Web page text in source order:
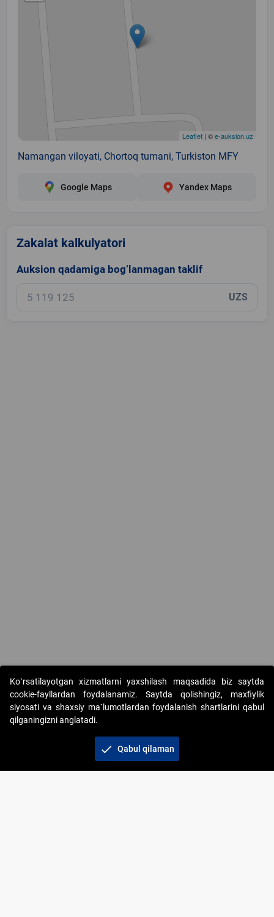
Leaflet | ©e-auksion.uz
Namangan viloyati, Chortoq tumani, Turkiston MFY
Google Maps Yandex Maps
Zakalat kalkulyatori
Auksion qadamiga bog‘lanmagan taklif
UZS
Copyright © 2017-2026. "Elektron onlayn-auksionlarni
tashkil etish" AJ. Barcha huquqlar himoyalangan
Ko`rsatilayotgan xizmatlarni yaxshilash maqsadida biz saytda
cookie-fayllardan foydalanamiz. Saytda qolishingiz, maxfiylik
siyosati va shaxsiy ma`lumotlardan foydalanish shartlarini qabul
qilganingizni anglatadi.
check Qabul qilaman